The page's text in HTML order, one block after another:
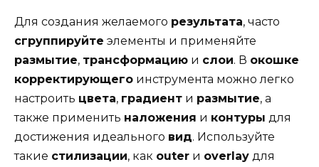
Для создания желаемого результата, часто
сгруппируйте элементы и применяйте
размытие, трансформацию и слои. В окошке
корректирующего инструмента можно легко
настроить цвета, градиент и размытие, а
также применить наложения и контуры для
достижения идеального вид. Используйте
такие стилизации, как outer и overlay для